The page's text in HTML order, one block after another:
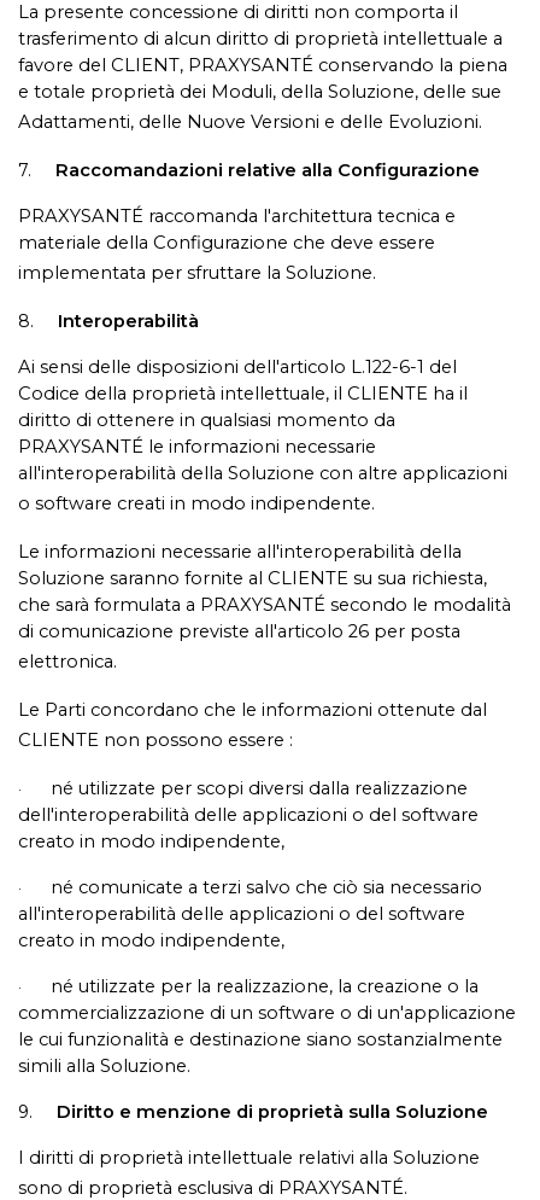
La presente concessione di diritti non comporta il
trasferimento di alcun diritto di proprietà intellettuale a
favore del CLIENT, PRAXYSANTÉ conservando la piena
e totale proprietà dei Moduli, della Soluzione, delle sue
Adattamenti, delle Nuove Versioni e delle Evoluzioni.
7. Raccomandazioni relative alla Configurazione
PRAXYSANTÉ raccomanda l'architettura tecnica e
materiale della Configurazione che deve essere
implementata per sfruttare la Soluzione.
8. Interoperabilità
Ai sensi delle disposizioni dell'articolo L.122-6-1 del
Codice della proprietà intellettuale, il CLIENTE ha il
diritto di ottenere in qualsiasi momento da
PRAXYSANTÉ le informazioni necessarie
all'interoperabilità della Soluzione con altre applicazioni
o software creati in modo indipendente.
Le informazioni necessarie all'interoperabilità della
Soluzione saranno fornite al CLIENTE su sua richiesta,
che sarà formulata a PRAXYSANTÉ secondo le modalità
di comunicazione previste all'articolo 26 per posta
elettronica.
Le Parti concordano che le informazioni ottenute dal
CLIENTE non possono essere :
· né utilizzate per scopi diversi dalla realizzazione
dell'interoperabilità delle applicazioni o del software
creato in modo indipendente,
· né comunicate a terzi salvo che ciò sia necessario
all'interoperabilità delle applicazioni o del software
creato in modo indipendente,
· né utilizzate per la realizzazione, la creazione o la
commercializzazione di un software o di un'applicazione
le cui funzionalità e destinazione siano sostanzialmente
simili alla Soluzione.
9. Diritto e menzione di proprietà sulla Soluzione
I diritti di proprietà intellettuale relativi alla Soluzione
sono di proprietà esclusiva di PRAXYSANTÉ.